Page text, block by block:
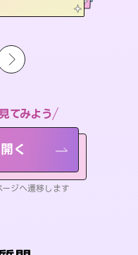
てみよう
く
ジへ遷移します